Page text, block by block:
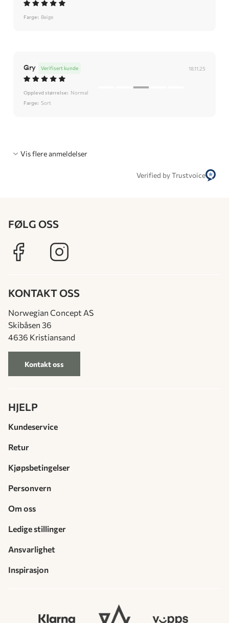
Farge: Beige
Gry 18.11.25
Verifisert kunde
Opplevd størrelse: Normal
Farge: Sort
Vis flere anmeldelser
Verified by Trustvoice
FØLG OSS
KONTAKT OSS
Norwegian Concept AS
Skibåsen 36
4636 Kristiansand
Kontakt oss
HJELP
Kundeservice
Retur
Kjøpsbetingelser
Personvern
Om oss
Ledige stillinger
Ansvarlighet
Inspirasjon